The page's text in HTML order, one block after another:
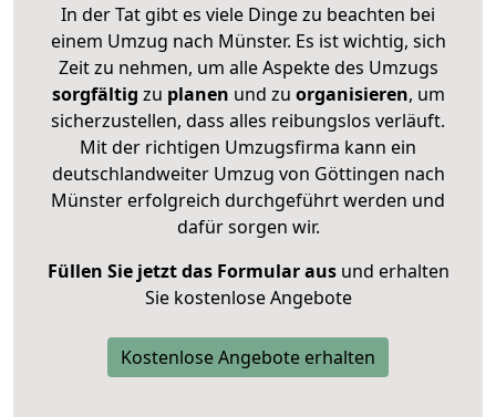
In der Tat gibt es viele Dinge zu beachten bei
einem Umzug nach Münster. Es ist wichtig, sich
Zeit zu nehmen, um alle Aspekte des Umzugs
sorgfältig zu planen und zu organisieren, um
sicherzustellen, dass alles reibungslos verläuft.
Mit der richtigen Umzugsfirma kann ein
deutschlandweiter Umzug von Göttingen nach
Münster erfolgreich durchgeführt werden und
dafür sorgen wir.
Füllen Sie jetzt das Formular ausund erhalten
Sie kostenlose Angebote
Kostenlose Angebote erhalten